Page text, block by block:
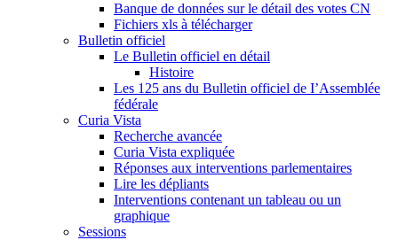
Banque de données sur le détail des votes CN
Fichiers xls à télécharger
Bulletin officiel
Le Bulletin officiel en détail
Histoire
Les 125 ans du Bulletin officiel de I’Assemblée
fédérale
Curia Vista
Recherche avancée
Curia Vista expliquée
Réponses aux interventions parlementaires
Lire les dépliants
Interventions contenant un tableau ou un
graphique
Sessions